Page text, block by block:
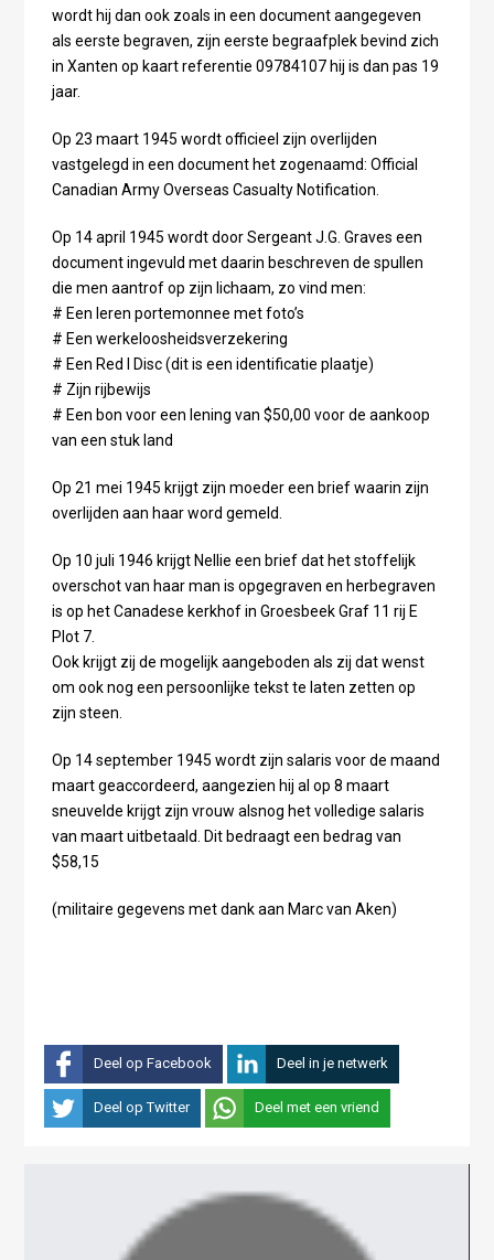
wordt hij dan ook zoals in een document aangegeven
als eerste begraven, zijn eerste begraafplek bevind zich
in Xanten op kaart referentie 09784107 hij is dan pas 19
jaar.
Op 23 maart 1945 wordt officieel zijn overlijden
vastgelegd in een document het zogenaamd: Official
Canadian Army Overseas Casualty Notification.
Op 14 april 1945 wordt door Sergeant J.G. Graves een
document ingevuld met daarin beschreven de spullen
die men aantrof op zijn lichaam, zo vind men:
# Een leren portemonnee met foto’s
# Een werkeloosheidsverzekering
# Een Red I Disc (dit is een identificatie plaatje)
# Zijn rijbewijs
# Een bon voor een lening van $50,00 voor de aankoop
van een stuk land
Op 21 mei 1945 krijgt zijn moeder een brief waarin zijn
overlijden aan haar word gemeld.
Op 10 juli 1946 krijgt Nellie een brief dat het stoffelijk
overschot van haar man is opgegraven en herbegraven
is op het Canadese kerkhof in Groesbeek Graf 11 rij E
Plot 7.
Ook krijgt zij de mogelijk aangeboden als zij dat wenst
om ook nog een persoonlijke tekst te laten zetten op
zijn steen.
Op 14 september 1945 wordt zijn salaris voor de maand
maart geaccordeerd, aangezien hij al op 8 maart
sneuvelde krijgt zijn vrouw alsnog het volledige salaris
van maart uitbetaald. Dit bedraagt een bedrag van
$58,15
(militaire gegevens met dank aan Marc van Aken)
Deel op Facebook Deel in je netwerk
Deel op Twitter Deel met een vriend